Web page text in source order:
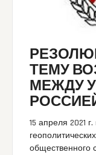
ТЕМУ
МЕЖДУ
15 апреля 2021
общественного